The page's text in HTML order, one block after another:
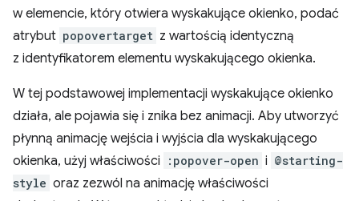
w elemencie, który otwiera wyskakujące okienko, podać
atrybut popovertarget z wartością identyczną
z identyfikatorem elementu wyskakującego okienka.
W tej podstawowej implementacji wyskakujące okienko
działa, ale pojawia się i znika bez animacji. Aby utworzyć
płynną animację wejścia i wyjścia dla wyskakującego
okienka, użyj właściwości
:popover-open i @starting-
style oraz zezwól na animację właściwości